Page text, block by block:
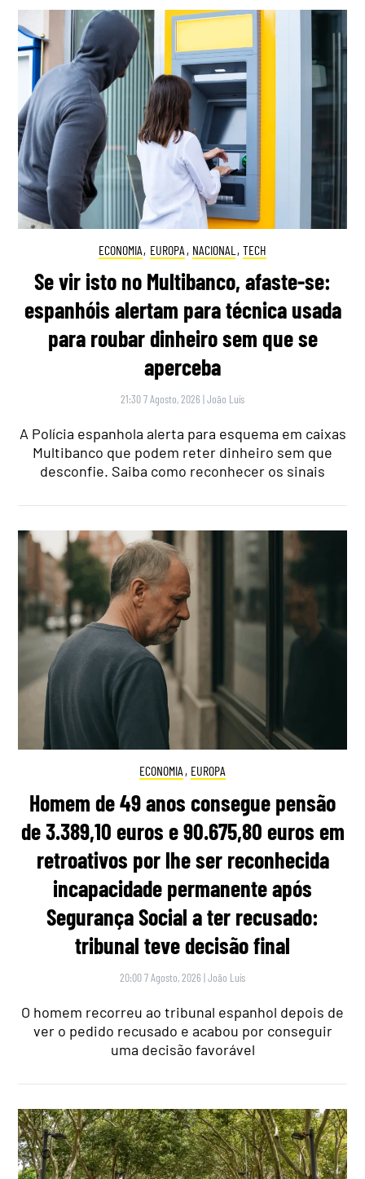
ECONOMIA, EUROPA , NACIONAL , TECH
Se vir isto no Multibanco, afaste-se:
espanhóis alertam para técnica usada
para roubar dinheiro sem que se
aperceba
21:30 7 Agosto, 2026 |João Luís
A Polícia espanhola alerta para esquema em caixas
Multibanco que podem reter dinheiro sem que
desconfie. Saiba como reconhecer os sinais
ECONOMIA , EUROPA
Homem de 49 anos consegue pensão
de 3.389,10 euros e 90.675,80 euros em
retroativos por lhe ser reconhecida
incapacidade permanente após
Segurança Social a ter recusado:
tribunal teve decisão final
20:00 7 Agosto, 2026 |João Luís
O homem recorreu ao tribunal espanhol depois de
ver o pedido recusado e acabou por conseguir
uma decisão favorável